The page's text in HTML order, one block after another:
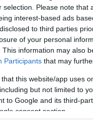
selection. Please note
interest-based ads
to third parties
of your personal
This information may also
Participants that may
that this website/app uses
but not limited to
to Google and its third-
consent section.
αλλά
συζήτηση στη
η προ
κατατεθεί